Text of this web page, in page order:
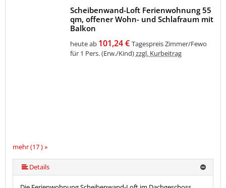
mehr (17 ) »
mehr (17 ) »
mehr (17 ) »
mehr (17 ) »
mehr (17 ) »
mehr (17 ) »
mehr (17 ) »
mehr (17 ) »
mehr (17 ) »
mehr (17 ) »
mehr (17 ) »
mehr (17 ) »
mehr (17 ) »
mehr (17 ) »
Scheibenwand-Loft Ferienwohnung 55
qm, offener Wohn- und Schlafraum mit
Balkon
heute ab 101,24 € Tagespreis Zimmer/Fewo
für 1 Pers. (Erw./Kind)zzgl. Kurbeitrag
Details